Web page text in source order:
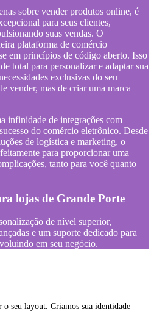
sobre vender produtos online, é
para seus clientes,
suas vendas. O
plataforma de comércio
em princípios de código aberto. Isso
total para personalizar e adaptar sua
exclusivas do seu
vender, mas de criar uma marca
infinidade de integrações com
do comércio eletrônico. Desde
de logística e marketing, o
para proporcionar uma
tanto para você quanto
lojas de Grande Porte
de nível superior,
e um suporte dedicado para
em seu negócio.
o seu layout. Criamos sua identidade